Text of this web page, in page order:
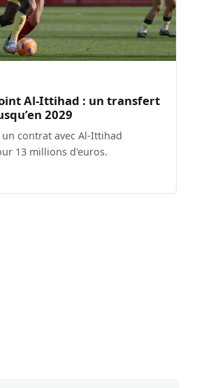
Al-Ittihad : un transfert
2029
contrat avec Al-Ittihad
13 millions d'euros.